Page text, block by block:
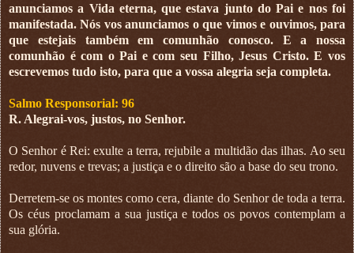
anunciamos a Vida eterna, que estava junto do Pai e nos foi
manifestada. Nós vos anunciamos o que vimos e ouvimos, para
que estejais também em comunhão conosco. E a nossa
comunhão é com o Pai e com seu Filho, Jesus Cristo. E vos
escrevemos tudo isto, para que a vossa alegria seja completa.
Salmo Responsorial: 96
R. Alegrai-vos, justos, no Senhor.
O Senhor é Rei: exulte a terra, rejubile a multidão das ilhas. Ao seu
redor, nuvens e trevas; a justiça e o direito são a base do seu trono.
Derretem-se os montes como cera, diante do Senhor de toda a terra.
Os céus proclamam a sua justiça e todos os povos contemplam a
sua glória.